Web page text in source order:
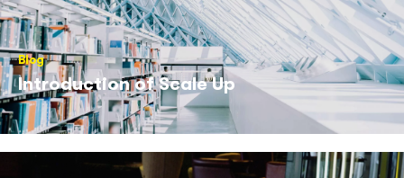
Blog
Introduction of Scale Up